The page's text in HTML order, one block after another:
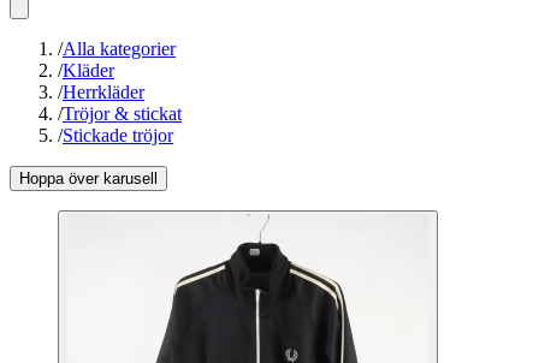
/Alla kategorier
/Kläder
/Herrkläder
/Tröjor & stickat
/Stickade tröjor
Hoppa över karusell